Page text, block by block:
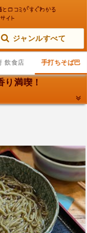
ジャンルすべて
飲食店 手打ちそば巴
満喫！